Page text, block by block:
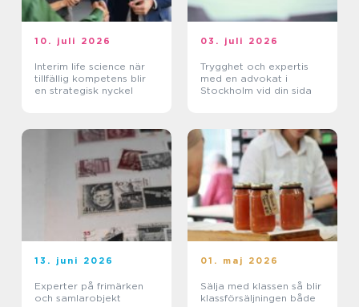
10. juli 2026
Interim life science när
tillfällig kompetens blir
en strategisk nyckel
03. juli 2026
Trygghet och expertis
med en advokat i
Stockholm vid din sida
13. juni 2026
Experter på frimärken
och samlarobjekt
01. maj 2026
Sälja med klassen så blir
klassförsäljningen både